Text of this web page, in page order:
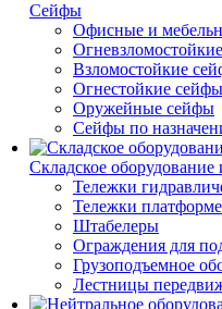
Сейфы
Офисные и
Взломостойкие
Огнестойкие сейфы
Оружейные сейфы
Сейфы по
Складское оборудование
Тележки
Тележки
Штабелеры
Ограждения для
Грузоподъемное
Лестницы